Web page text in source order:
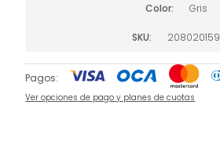
Color Gris
SKU 208020159
Pagos:
Ver opciones de pago y planes de cuotas